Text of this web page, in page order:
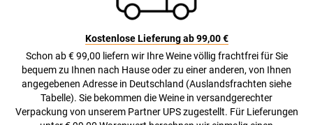
Kostenlose Lieferung ab 99,00 €
Schon ab € 99,00 liefern wir Ihre Weine völlig frachtfrei für Sie
bequem zu Ihnen nach Hause oder zu einer anderen, von Ihnen
angegebenen Adresse in Deutschland (Auslandsfrachten siehe
Tabelle). Sie bekommen die Weine in versandgerechter
Verpackung von unserem Partner UPS zugestellt. Für Lieferungen